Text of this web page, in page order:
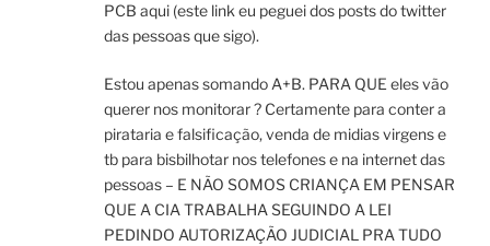
PCB aqui (este link eu peguei dos posts do twitter
das pessoas que sigo).
Estou apenas somando A+B. PARA QUE eles vão
querer nos monitorar ? Certamente para conter a
pirataria e falsificação, venda de midias virgens e
tb para bisbilhotar nos telefones e na internet das
pessoas – E NÃO SOMOS CRIANÇA EM PENSAR
QUE A CIA TRABALHA SEGUINDO A LEI
PEDINDO AUTORIZAÇÃO JUDICIAL PRA TUDO